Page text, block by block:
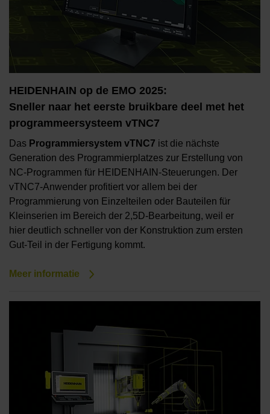
HEIDENHAIN op de EMO 2025:
Sneller naar het eerste bruikbare deel met het
programmeersysteem vTNC7
Das Programmiersystem vTNC7 ist die nächste
Generation des Programmierplatzes zur Erstellung von
NC-Programmen für HEIDENHAIN-Steuerungen. Der
vTNC7-Anwender profitiert vor allem bei der
Programmierung von Einzelteilen oder Bauteilen für
Kleinserien im Bereich der 2,5D-Bearbeitung, weil er
hier deutlich schneller von der Konstruktion zum ersten
Gut-Teil in der Fertigung kommt.
Meer informatie